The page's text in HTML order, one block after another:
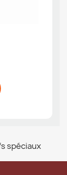
spéciaux